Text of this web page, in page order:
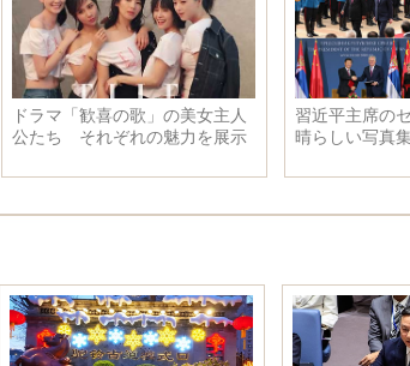
ドラマ「歓喜の歌」の美女主人
公たち それぞれの魅力を展示
習近平主席の
晴らしい写真